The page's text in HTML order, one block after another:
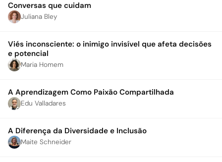
Conversas que cuidam
Juliana Bley
Viés inconsciente: o inimigo invisível que afeta decisões
e potencial
Maria Homem
A Aprendizagem Como Paixão Compartilhada
Edu Valladares
A Diferença da Diversidade e Inclusão
Maite Schneider